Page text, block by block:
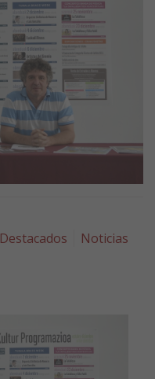
Destacados
Noticias